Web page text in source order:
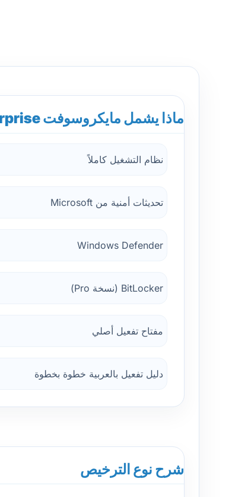
ماذا يشمل مايكروسوفت Windows 10 Enterprise؟
نظام التشغيل كاملاً
تحديثات أمنية من Microsoft
Windows Defender
BitLocker (نسخة Pro)
مفتاح تفعيل أصلي
دليل تفعيل بالعربية خطوة بخطوة
شرح نوع الترخيص